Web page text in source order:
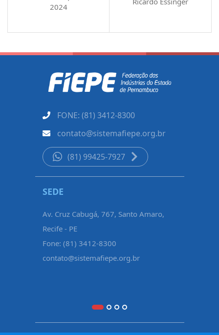
2024
FONE: (81) 3412-8300
contato@sistemafiepe.org.br
(81) 99425-7927
SEDE
Av. Cruz Cabugá, 767, Santo Amaro,
Recife - PE
Fone: (81) 3412-8300
contato@sistemafiepe.org.br